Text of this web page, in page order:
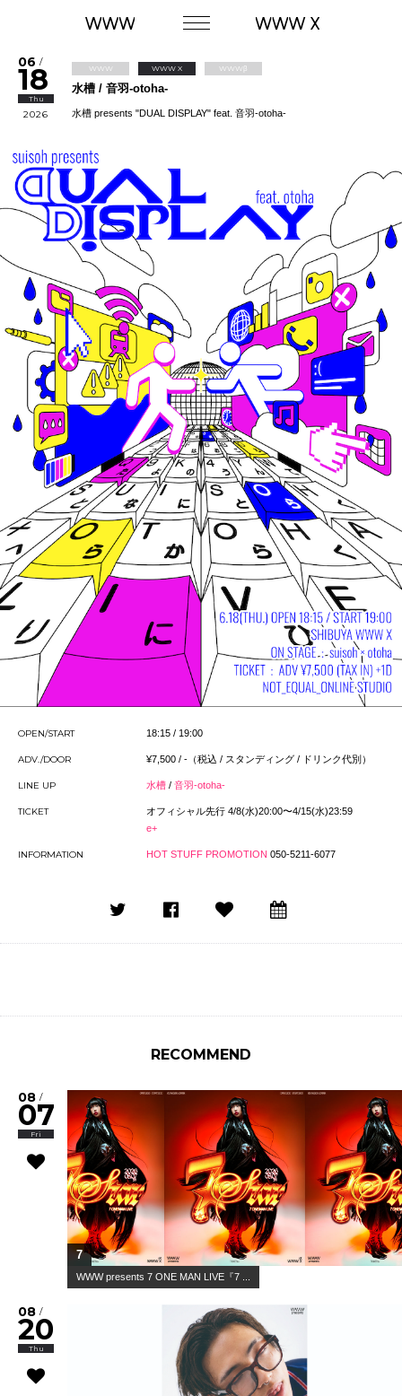
06 /
18
Thu
2026
WWW WWW X WWWβ
水槽 / 音羽-otoha-
水槽 presents "DUAL DISPLAY" feat. 音羽-otoha-
OPEN/START 18:15 / 19:00
ADV./DOOR ¥7,500 / -（税込 / スタンディング / ドリンク代別）
LINE UP 水槽/ 音羽-otoha-
TICKET
オフィシャル先行 4/8(水)20:00〜4/15(水)23:59
e+
INFORMATION HOT STUFF PROMOTION 050-5211-6077
RECOMMEND
08 /
07
Fri
7
WWW presents 7 ONE MAN LIVE『7 ...
08 /
20
Thu